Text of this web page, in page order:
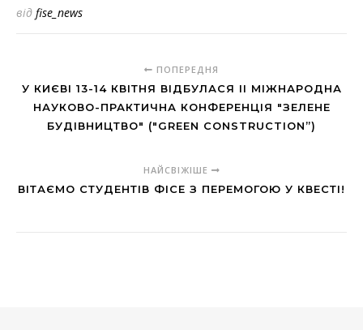
від fise_news
ПОПЕРЕДНЯ
У КИЄВІ 13-14 КВІТНЯ ВІДБУЛАСЯ II МІЖНАРОДНА
НАУКОВО-ПРАКТИЧНА КОНФЕРЕНЦІЯ "ЗЕЛЕНЕ
БУДІВНИЦТВО" ("GREEN CONSTRUCTION”)
НАЙСВІЖІШЕ
ВІТАЄМО СТУДЕНТІВ ФІСЕ З ПЕРЕМОГОЮ У КВЕСТІ!